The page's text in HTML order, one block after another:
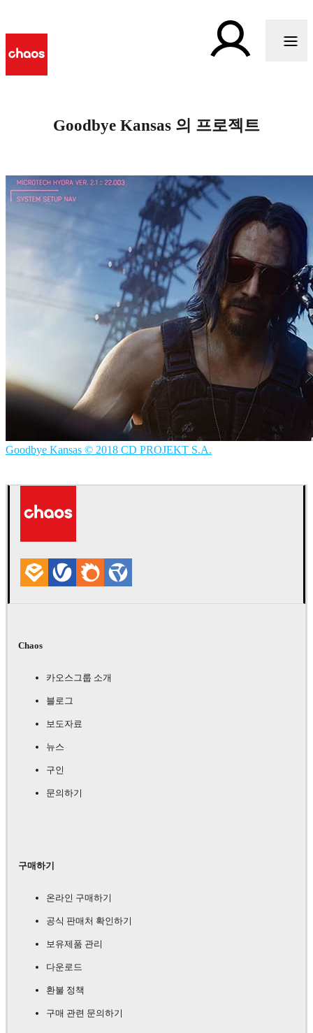
Goodbye Kansas 의 프로젝트
Goodbye Kansas © 2018 CD PROJEKT S.A.
Chaos
카오스그룹 소개
블로그
보도자료
뉴스
구인
문의하기
구매하기
온라인 구매하기
공식 판매처 확인하기
보유제품 관리
다운로드
환불 정책
구매 관련 문의하기